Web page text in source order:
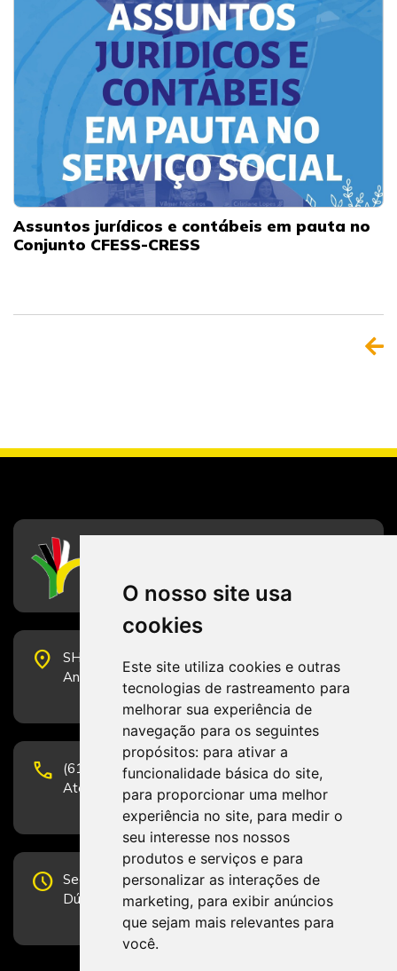
O nosso site usa
cookies
Este site utiliza cookies e outras
tecnologias de rastreamento para
melhorar sua experiência de
navegação para os seguintes
propósitos: para ativar a
funcionalidade básica do site,
para proporcionar uma melhor
experiência no site, para medir o
seu interesse nos nossos
produtos e serviços e para
personalizar as interações de
marketing, para exibir anúncios
que sejam mais relevantes para
você.
Assuntos jurídicos e contábeis em pauta no
Conjunto CFESS-CRESS
place
SHS Quadra 6, Bloco E, Complexo Brasil 21, 20º
Andar, Sala 2001 - CEP 70322-915 - Brasília/DF
phone
(61) 3223-1652 e (61) 98131-3801.
Atendimento por telefone em horário comercial
schedule Segunda-feira a Sexta-feira de 12h às 19h.
Dúvidas e sugestões pelo Fale Conosco.